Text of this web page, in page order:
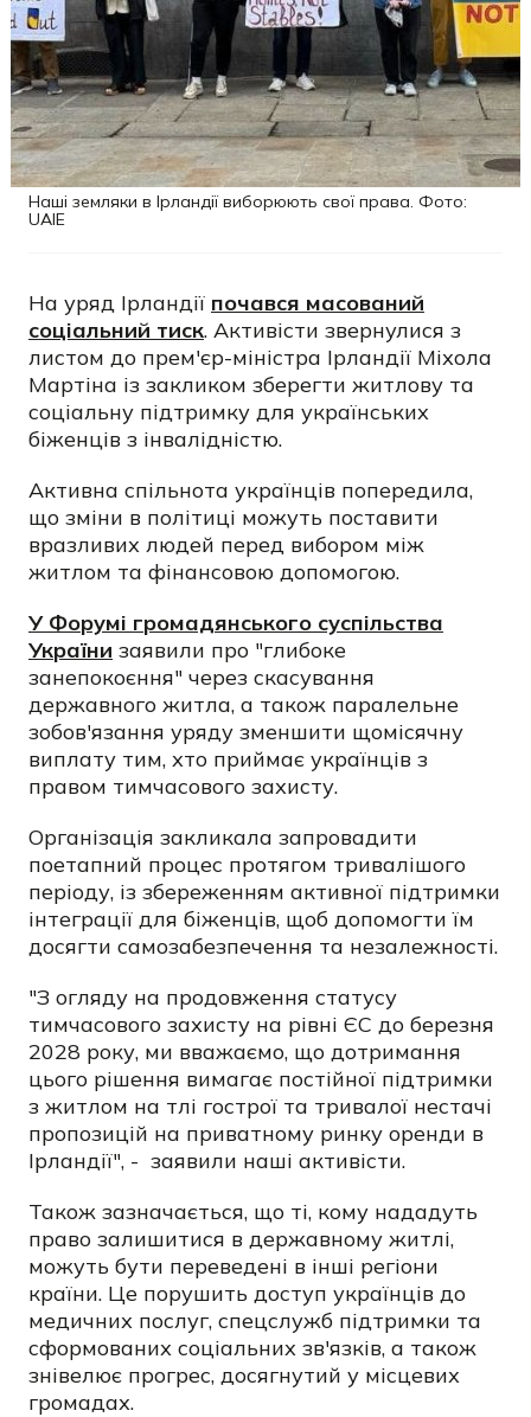
Наші земляки в Ірландії виборюють свої права. Фото:
UAIE
На уряд Ірландії почався масований
соціальний тиск. Активісти звернулися з
листом до прем'єр-міністра Ірландії Міхола
Мартіна із закликом зберегти житлову та
соціальну підтримку для українських
біженців з інвалідністю.
Активна спільнота українців попередила,
що зміни в політиці можуть поставити
вразливих людей перед вибором між
житлом та фінансовою допомогою.
У Форумі громадянського суспільства
України заявили про "глибоке
занепокоєння" через скасування
державного житла, а також паралельне
зобов'язання уряду зменшити щомісячну
виплату тим, хто приймає українців з
правом тимчасового захисту.
Організація закликала запровадити
поетапний процес протягом тривалішого
періоду, із збереженням активної підтримки
інтеграції для біженців, щоб допомогти їм
досягти самозабезпечення та незалежності.
"З огляду на продовження статусу
тимчасового захисту на рівні ЄС до березня
2028 року, ми вважаємо, що дотримання
цього рішення вимагає постійної підтримки
з житлом на тлі гострої та тривалої нестачі
пропозицій на приватному ринку оренди в
Ірландії", - заявили наші активісти.
Також зазначається, що ті, кому нададуть
право залишитися в державному житлі,
можуть бути переведені в інші регіони
країни. Це порушить доступ українців до
медичних послуг, спецслужб підтримки та
сформованих соціальних зв'язків, а також
знівелює прогрес, досягнутий у місцевих
громадах.